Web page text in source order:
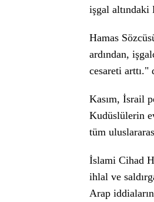
işgal altındaki
Hamas
ardından,
cesareti arttı."
Kasım, İsrail
Kudüslülerin
tüm
İslami Cihad
ihlal ve
Arap